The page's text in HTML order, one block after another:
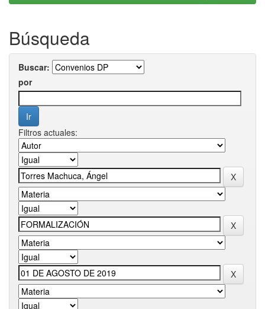
Búsqueda
Buscar:
por
Filtros actuales: